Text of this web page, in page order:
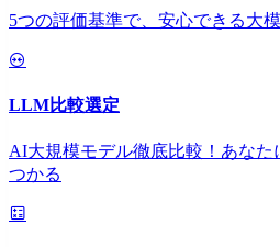
5つの評価基準で、安心できる大
LLM比較選定
AI大規模モデル徹底比較！あなた
つかる